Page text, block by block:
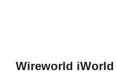
Wireworld iWorld